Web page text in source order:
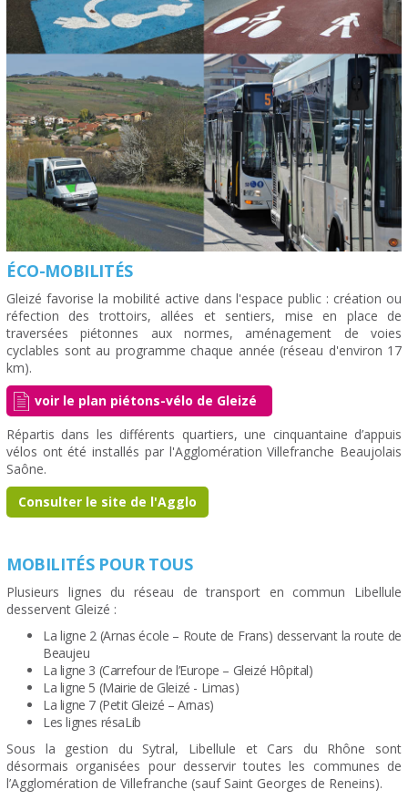
ÉCO-MOBILITÉS
Gleizé favorise la mobilité active dans l'espace public : création ou
réfection des trottoirs, allées et sentiers, mise en place de
traversées piétonnes aux normes, aménagement de voies
cyclables sont au programme chaque année (réseau d'environ 17
km).
voir le plan piétons-vélo de Gleizé
Répartis dans les différents quartiers, une cinquantaine d’appuis
vélos ont été installés par l'Agglomération Villefranche Beaujolais
Saône.
Consulter le site de l'Agglo
MOBILITÉS POUR TOUS
Plusieurs lignes du réseau de transport en commun Libellule
desservent Gleizé :
La ligne 2 (Arnas école – Route de Frans) desservant la route de
Beaujeu
La ligne 3 (Carrefour de l’Europe – Gleizé Hôpital)
La ligne 5 (Mairie de Gleizé - Limas)
La ligne 7 (Petit Gleizé – Arnas)
Les lignes résaLib
Sous la gestion du Sytral, Libellule et Cars du Rhône sont
désormais organisées pour desservir toutes les communes de
l’Agglomération de Villefranche (sauf Saint Georges de Reneins).